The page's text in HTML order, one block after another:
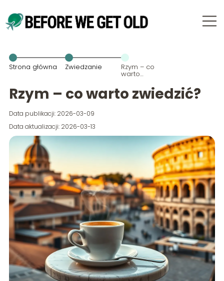
Strona główna Zwiedzanie Rzym – co
warto
Rzym – co warto zwiedzić?
Data publikacji: 2026-03-09
Data aktualizacji: 2026-03-13